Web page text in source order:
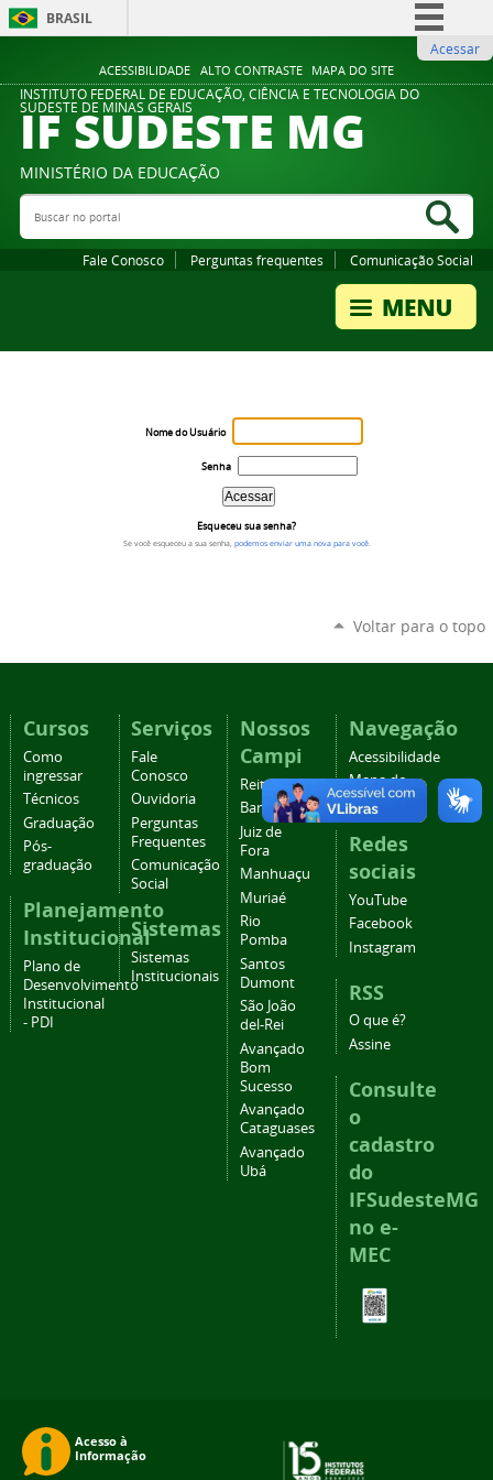
ACESSIBILIDADE ALTO CONTRASTE MAPA DO SITE
BRASIL
Comunica BR
Participe
Legislação
Acessar
INSTITUTO FEDERAL DE EDUCAÇÃO, CIÊNCIA E TECNOLOGIA DO
SUDESTE DE MINAS GERAIS
IF SUDESTE MG
MINISTÉRIO DA EDUCAÇÃO
Buscar no portal
Fale Conosco Perguntas frequentes Comunicação Social
Nome do Usuário
Senha
Esqueceu sua senha?
Se você esqueceu a sua senha, podemos enviar uma nova para você.
Voltar para o topo
Cursos
Como
ingressar
Técnicos
Graduação
Pós-
graduação
Planejamento
Institucional
Plano de
Desenvolvimento
Institucional
- PDI
Serviços
Fale
Conosco
Ouvidoria
Perguntas
Frequentes
Comunicação
Social
Sistemas
Sistemas
Institucionais
Nossos
Campi
Reitoria
Barbacena
Juiz de
Fora
Manhuaçu
Muriaé
Rio
Pomba
Santos
Dumont
São João
del-Rei
Avançado
Bom
Sucesso
Avançado
Cataguases
Avançado
Ubá
Navegação
Acessibilidade
Mapa do
site
Redes
sociais
YouTube
Facebook
Instagram
RSS
O que é?
Assine
Consulte
o
cadastro
do
IFSudesteMG
no e-
MEC